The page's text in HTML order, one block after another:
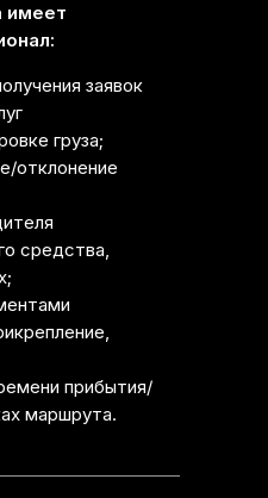
имеет
заявок
груза;
отклонение
средства,
прибытия/
маршрута.